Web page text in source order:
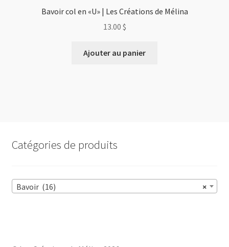
Bavoir col en «U» | Les Créations de Mélina
13.00 $
Ajouter au panier
Catégories de produits
×
Bavoir (16)